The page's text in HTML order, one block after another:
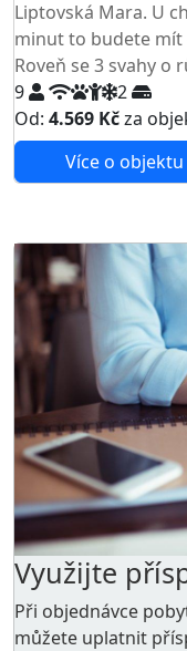
Liptovská Mara. U
minut to budete mít
Roveň se 3 svahy o
9
2
Od: 4.569 Kčza
Více o objektu
Využijte
Při objednávce
můžete uplatnit